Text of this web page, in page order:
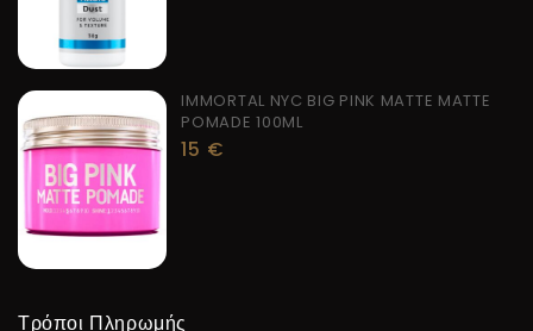
IMMORTAL NYC BIG PINK MATTE MATTE
POMADE 100ML
15 €
Τρόποι Πληρωμής